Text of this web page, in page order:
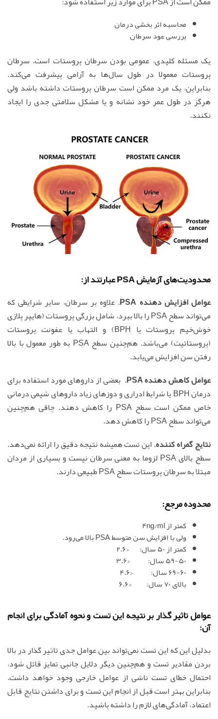
محاسبه اثر بخشی درمان
بررسی عود سرطان
یک مسئله کلیدی، عمومی بودن سرطان پروستات است. سرطان
پروستات معمولا در طول سال‌ها به آرامی پیشرفت می‌کند.
بنابراین، یک مرد ممکن است سرطان پروستات داشته باشد ولی
هرگز در طول عمر خود نشانه و یا مشکل سلامتی جدی را ایجاد
نکنند.
محدودیت‌های آزمایش PSA عبارتند از:
عوامل افزایش دهنده PSA
. علاوه بر سرطان، سایر شرایطی که
می‌تواند سطح PSA را بالا ببرد، شامل بزرگی پروستات (هایپر پلازی
خوش‌خیم پروستات یا BPH) و التهاب یا عفونت پروستات
(پروستاتیت) می‌باشد. هم‌چنین سطح PSA به طور معمول با بالا
رفتن سن افزایش می‌یابد.
عوامل کاهش دهنده PSA
. بعضی از داروهای مورد استفاده برای
درمان BPH یا شرایط ادراری و دوزهای زیاد داروهای شیمی درمانی
خاص ممکن است سطح PSA را کاهش دهند. چاقی هم‌چنین
می‌تواند سطح PSA را کاهش دهد.
نتایج گمراه کننده. این تست همیشه نتیجه دقیق را ارائه نمی‌دهد.
سطح بالای PSA لزوما به معنی سرطان نیست و بسیاری از مردان
مبتلا به سرطان پروستات سطح PSA طبیعی دارند.
محدوده مرجع:
کمتر از 4ng/ml
ولی با افزایش سن متوسط PSA بالا می‌رود.
کمتر از 50 سال: <2.6
59-50 سال: <3.6
69-60 سال: <4.6
بالای 70 سال: <6.6
عوامل تاثیر گذار بر نتیجه این تست و نحوه آمادگی برای انجام
آن:
بدلیل این که این تست نمی‌تواند بین عوامل جدی تاثیر گذار در بالا
بردن مقادیر تست و هم‌چنین دیگر دلایل جانبی تمایز قائل شود،
احتمال خطای تست ناشی از عوامل خارجی وجود خواهد داشت.
بنابراین بهتر است قبل از انجام این تست و برای داشتن نتایج قابل
اعتماد، آمادگی‌های لازم را داشته باشید.